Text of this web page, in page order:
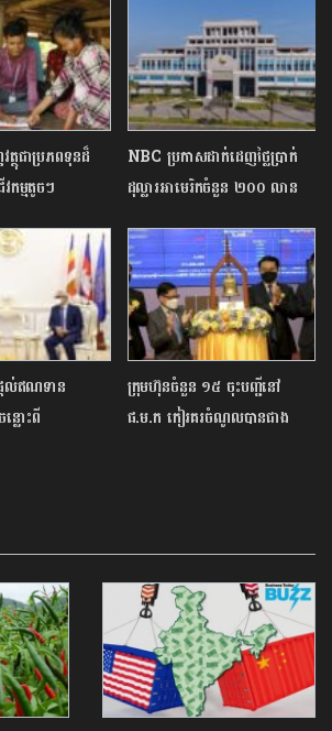
ត្ថុជាប្រភពទុនដ៏
កម្មតូចៗ
NBC ប្រកាសដាក់ដេញថ្លៃប្រាក់
ដុល្លារអាមេរិកចំនួន ២០០ លាន
តល់ឥណទាន
លោះពី
ក្រុមហ៊ុនចំនួន ១៥ ចុះបញ្ជីនៅ
ផ.ម.ក កៀរគរចំណូលបានជាង